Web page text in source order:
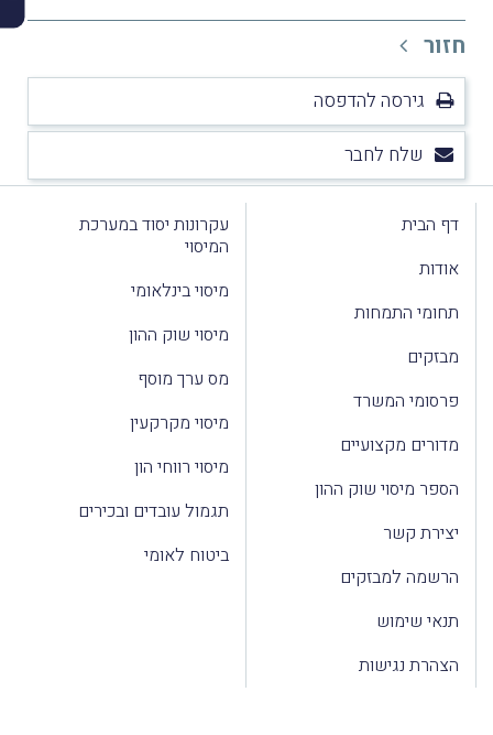
חזור
גירסה להדפסה
שלח לחבר
דף הבית
אודות
תחומי התמחות
מבזקים
פרסומי המשרד
מדורים מקצועיים
הספר מיסוי שוק ההון
יצירת קשר
הרשמה למבזקים
תנאי שימוש
הצהרת נגישות
עקרונות יסוד במערכת
המיסוי
מיסוי בינלאומי
מיסוי שוק ההון
מס ערך מוסף
מיסוי מקרקעין
מיסוי רווחי הון
תגמול עובדים ובכירים
ביטוח לאומי